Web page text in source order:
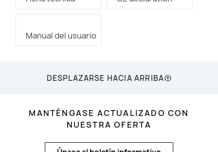
Manual del usuario
DESPLAZARSE HACIA ARRIBA
MANTÉNGASE ACTUALIZADO CON
NUESTRA OFERTA